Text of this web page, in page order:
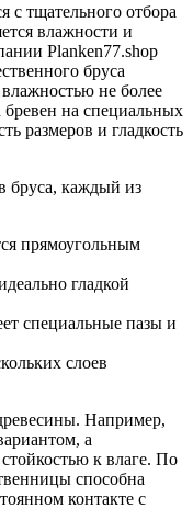
с тщательного отбора
влажности и
Planken77.shop
бруса
не более
бревен на специальных
размеров и гладкость
бруса, каждый из
прямоугольным
гладкой
специальные пазы и
слоев
Например,
а
к влаге. По
способна
контакте с